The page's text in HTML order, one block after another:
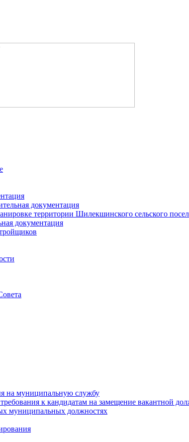
документация
территории Шилекшинского сельского
документация
на муниципальную службу
к кандидатам на замещение вакантной
муниципальных должностях